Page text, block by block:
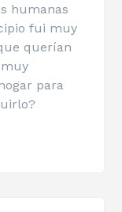
humanas
fui muy
querían
para